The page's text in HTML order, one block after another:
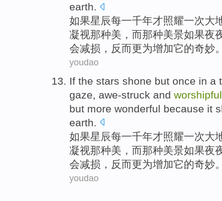
earth.
如果星辰每一千年才照耀一次大
凝视那种美，而那种美景如果夜
会减损，反而更为增加它的奇妙
youdao
If the stars shone but once in a
gaze
awe-struck and worshipful
but more wonderful because it
earth
如果星辰每一千年才照耀一次大
凝视那种美，而那种美景如果夜
会减损，反而更为增加它的奇妙
youdao